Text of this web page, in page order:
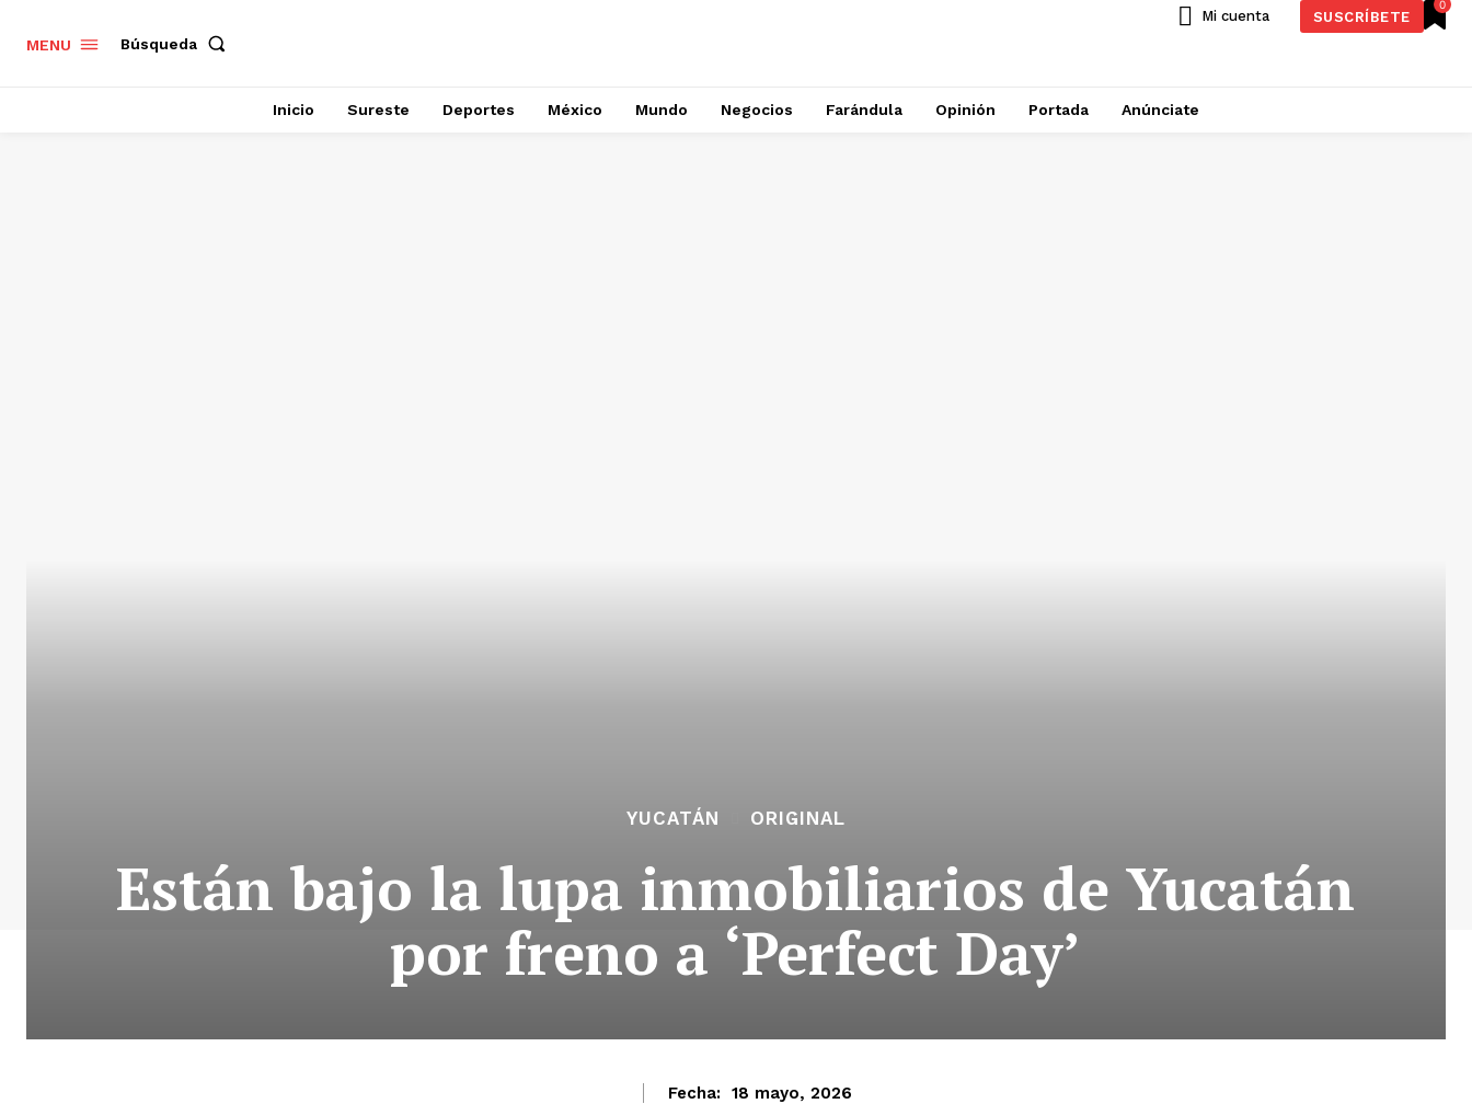
MENU Búsqueda
0
Mi cuenta SUSCRÍBETE
Inicio Sureste Deportes México Mundo Negocios Farándula Opinión Portada Anúnciate
YUCATÁN ORIGINAL
Están bajo la lupa inmobiliarios de Yucatán
por freno a ‘Perfect Day’
Fecha: 18 mayo, 2026